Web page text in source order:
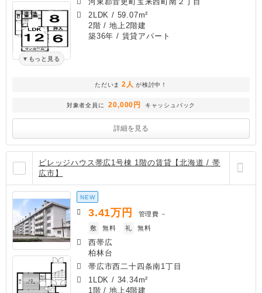
もっと見る
2LDK / 59.07m²
2階 / 地上2階建
築36年 / 賃貸アパート
ただいま 2人 が検討中！
対象者全員に 20,000円 キャッシュバック
詳細を見る
ビレッジハウス帯広1号棟 1階の賃貸【北海道 / 帯
広市】
NEW
3.41万円 管理費 －
敷
無料 礼 無料
西帯広
柏林台
帯広市西二十四条南1丁目
1LDK / 34.34m²
1階 / 地上4階建